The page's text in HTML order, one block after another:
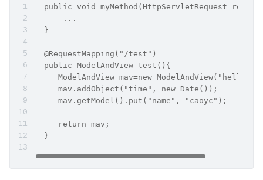
public void myMethod(HttpServletRequest
      ...
  }
  @RequestMapping("/test")
  public ModelAndView test(){
     ModelAndView mav=new ModelAndView("hello");
     mav.addObject("time", new Date());
     mav.getModel().put("name", "caoyc");
     return mav;
  }